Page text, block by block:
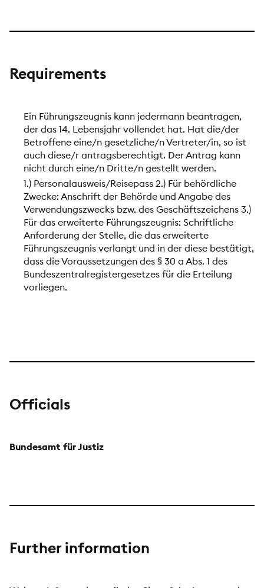
Requirements
Ein Führungszeugnis kann jedermann beantragen,
der das 14. Lebensjahr vollendet hat. Hat die/der
Betroffene eine/n gesetzliche/n Vertreter/in, so ist
auch diese/r antragsberechtigt. Der Antrag kann
nicht durch eine/n Dritte/n gestellt werden.
1.) Personalausweis/Reisepass 2.) Für behördliche
Zwecke: Anschrift der Behörde und Angabe des
Verwendungszwecks bzw. des Geschäftszeichens 3.)
Für das erweiterte Führungszeugnis: Schriftliche
Anforderung der Stelle, die das erweiterte
Führungszeugnis verlangt und in der diese bestätigt,
dass die Voraussetzungen des § 30 a Abs. 1 des
Bundeszentralregistergesetzes für die Erteilung
vorliegen.
Officials
Bundesamt für Justiz
Further information